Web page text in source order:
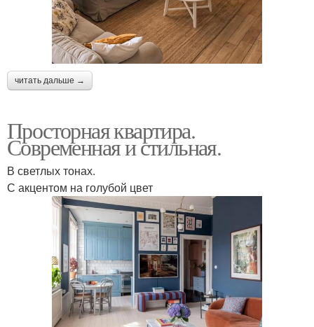
читать дальше →
Просторная квартира.
Современная и стильная.
В светлых тонах.
С акцентом на голубой цвет